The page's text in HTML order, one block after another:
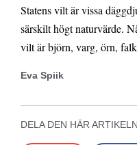
Statens vilt är vissa
särskilt högt naturvärde.
vilt är björn, varg, örn,
Eva Spiik
DELA DEN HÄR